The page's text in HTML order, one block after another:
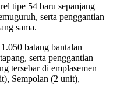
tipe 54 baru sepanjang
serta penggantian
sama.
batang bantalan
serta penggantian
tersebar di emplasemen
Sempolan (2 unit),